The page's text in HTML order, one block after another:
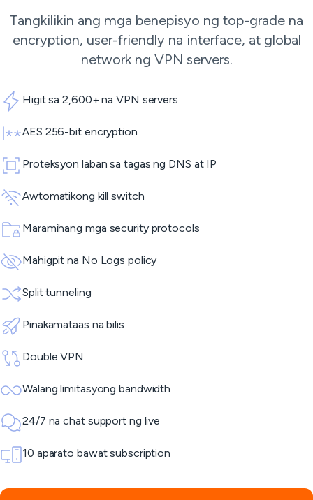
Tangkilikin ang mga benepisyo ng top-grade na
encryption, user-friendly na interface, at global
network ng VPN servers.
Higit sa 2,600+ na VPN servers
AES 256-bit encryption
Proteksyon laban sa tagas ng DNS at IP
Awtomatikong kill switch
Maramihang mga security protocols
Mahigpit na No Logs policy
Split tunneling
Pinakamataas na bilis
Double VPN
Walang limitasyong bandwidth
24/7 na chat support ng live
10 aparato bawat subscription